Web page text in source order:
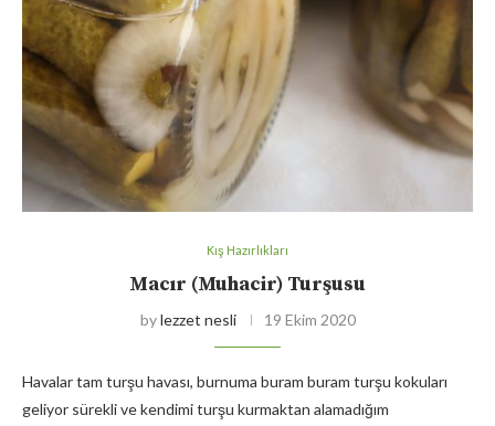
Kış Hazırlıkları
Macır (Muhacir) Turşusu
bylezzet nesli 19 Ekim 2020
Havalar tam turşu havası, burnuma buram buram turşu kokuları
geliyor sürekli ve kendimi turşu kurmaktan alamadığım